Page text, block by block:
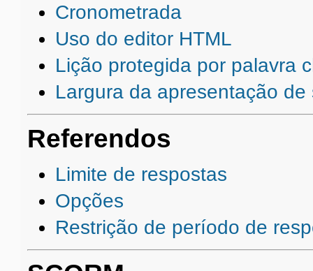
Cronometrada
Uso do editor HTML
Lição protegida por palavra
Largura da apresentação de
Referendos
Limite de respostas
Opções
Restrição de período de